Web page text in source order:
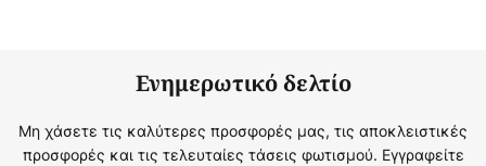
Ενημερωτικό δελτίο
Μη χάσετε τις καλύτερες προσφορές μας, τις αποκλειστικές
προσφορές και τις τελευταίες τάσεις φωτισμού. Εγγραφείτε